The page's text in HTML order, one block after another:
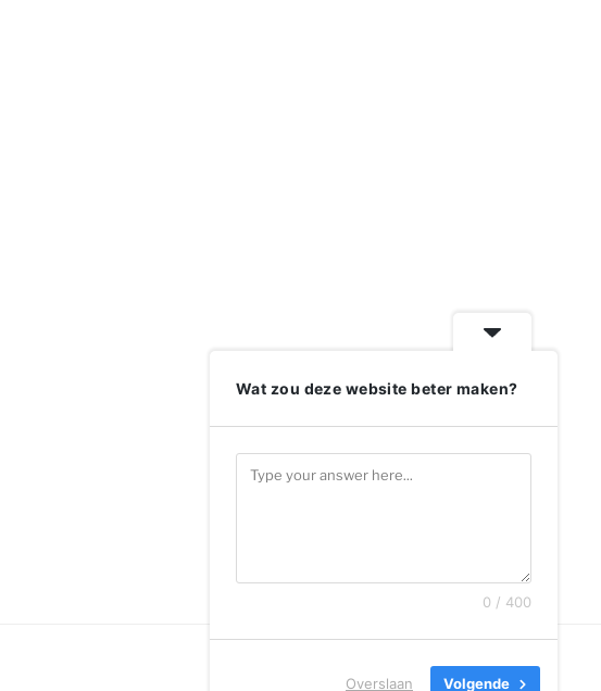
Wat zou deze website beter maken?
0 / 400
Overslaan Volgende